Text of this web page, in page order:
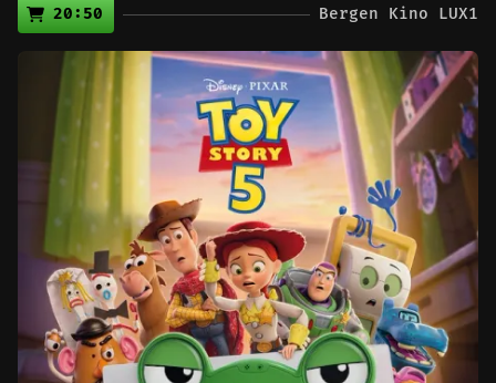
20:50
Bergen Kino LUX1